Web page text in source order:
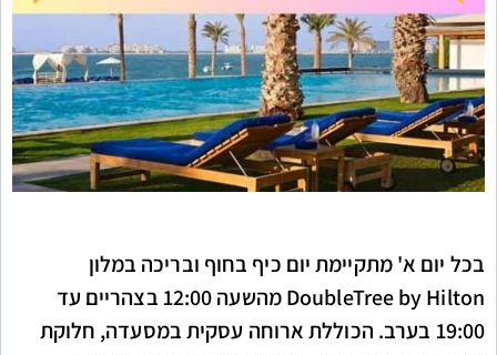
בכל יום א' מתקיימת יום כיף בחוף ובריכה במלון
DoubleTree by Hilton מהשעה 12:00 בצהריים עד
19:00 בערב. הכוללת ארוחה עסקית במסעדה, חלוקת